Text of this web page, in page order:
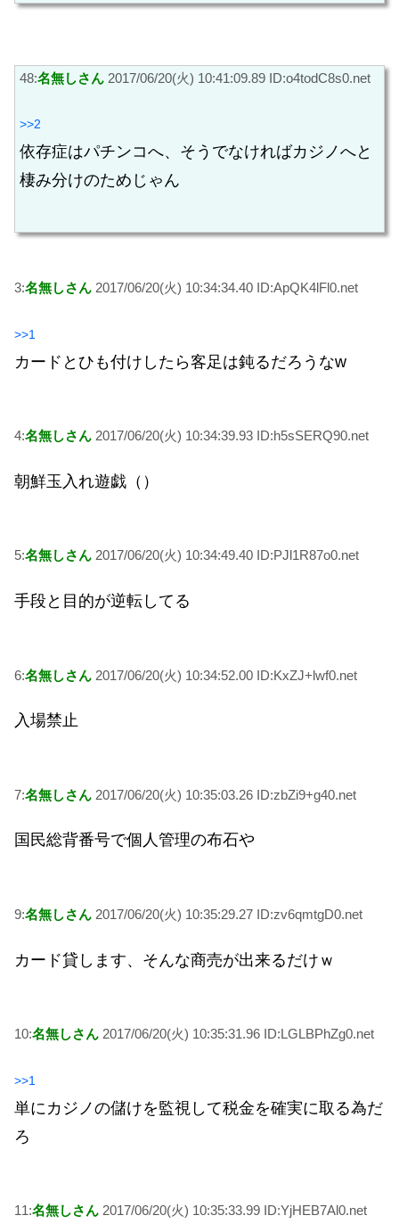
48:名無しさん 2017/06/20(火) 10:41:09.89 ID:o4todC8s0.net
>>2
依存症はパチンコへ、そうでなければカジノへと
棲み分けのためじゃん
3:名無しさん 2017/06/20(火) 10:34:34.40 ID:ApQK4lFl0.net
>>1
カードとひも付けしたら客足は鈍るだろうなw
4:名無しさん 2017/06/20(火) 10:34:39.93 ID:h5sSERQ90.net
朝鮮玉入れ遊戯（）
5:名無しさん 2017/06/20(火) 10:34:49.40 ID:PJl1R87o0.net
手段と目的が逆転してる
6:名無しさん 2017/06/20(火) 10:34:52.00 ID:KxZJ+lwf0.net
入場禁止
7:名無しさん 2017/06/20(火) 10:35:03.26 ID:zbZi9+g40.net
国民総背番号で個人管理の布石や
9:名無しさん 2017/06/20(火) 10:35:29.27 ID:zv6qmtgD0.net
カード貸します、そんな商売が出来るだけｗ
10:名無しさん 2017/06/20(火) 10:35:31.96 ID:LGLBPhZg0.net
>>1
単にカジノの儲けを監視して税金を確実に取る為だ
ろ
11:名無しさん 2017/06/20(火) 10:35:33.99 ID:YjHEB7Al0.net